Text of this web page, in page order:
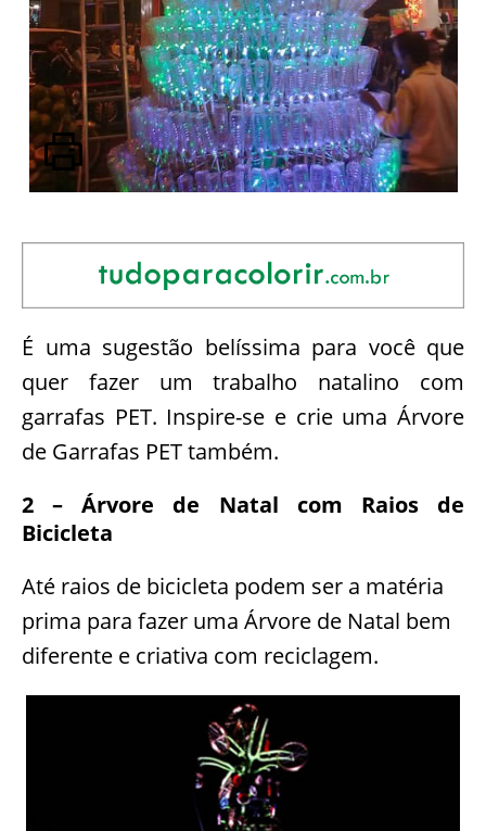
É uma sugestão belíssima para você que
quer fazer um trabalho natalino com
garrafas PET. Inspire-se e crie uma Árvore
de Garrafas PET também.
2 – Árvore de Natal com Raios de
Bicicleta
Até raios de bicicleta podem ser a matéria
prima para fazer uma Árvore de Natal bem
diferente e criativa com reciclagem.